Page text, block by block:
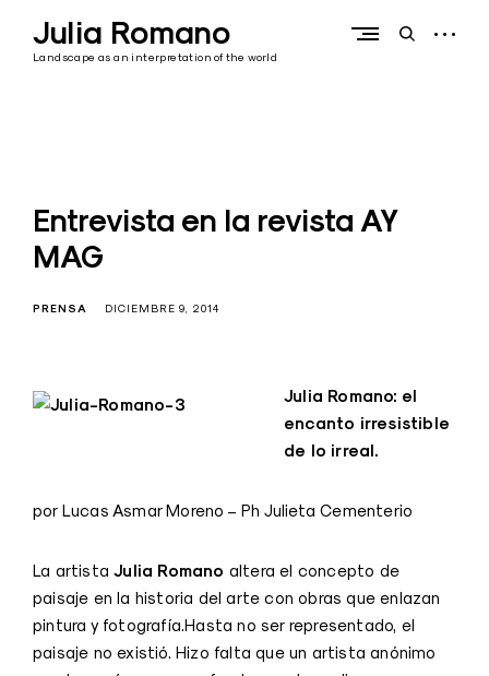
contentJulia Romano
Landscape as an interpretation of the world
openopen
Entrevista en la revista AY
MAG
PRENSA DICIEMBRE 9, 2014
Julia Romano: el
encanto irresistible
de lo irreal.
por Lucas Asmar Moreno – Ph Julieta Cementerio
La artistaJulia Romano altera el concepto de
paisaje en la historia del arte con obras que enlazan
pintura y fotografía.Hasta no ser representado, el
paisaje no existió. Hizo falta que un artista anónimo